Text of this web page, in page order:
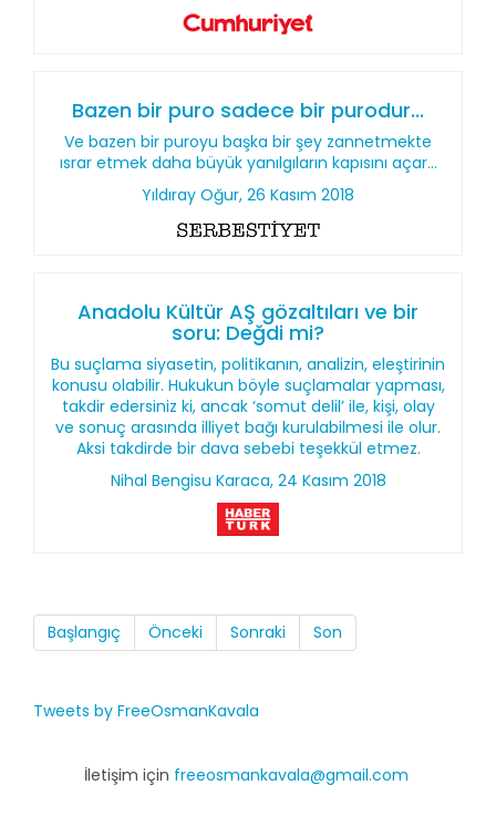
Bazen bir puro sadece bir purodur...
Ve bazen bir puroyu başka bir şey zannetmekte
ısrar etmek daha büyük yanılgıların kapısını açar...
Yıldıray Oğur, 26 Kasım 2018
Anadolu Kültür AŞ gözaltıları ve bir
soru: Değdi mi?
Bu suçlama siyasetin, politikanın, analizin, eleştirinin
konusu olabilir. Hukukun böyle suçlamalar yapması,
takdir edersiniz ki, ancak ‘somut delil’ ile, kişi, olay
ve sonuç arasında illiyet bağı kurulabilmesi ile olur.
Aksi takdirde bir dava sebebi teşekkül etmez.
Nihal Bengisu Karaca, 24 Kasım 2018
Başlangıç Önceki Sonraki Son
Tweets by FreeOsmanKavala
İletişim için freeosmankavala@gmail.com